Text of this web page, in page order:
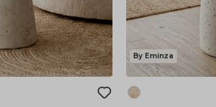
By Eminza